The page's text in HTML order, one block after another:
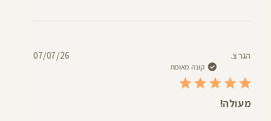
הגר צ.
קונה מאומת
מעולה!
תאריך07/07/26